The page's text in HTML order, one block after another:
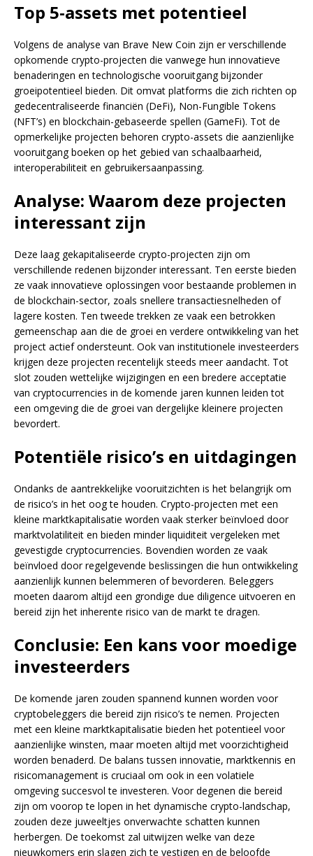
Top 5-assets met potentieel
Volgens de analyse van Brave New Coin zijn er verschillende
opkomende crypto-projecten die vanwege hun innovatieve
benaderingen en technologische vooruitgang bijzonder
groeipotentieel bieden. Dit omvat platforms die zich richten op
gedecentraliseerde financiën (DeFi), Non-Fungible Tokens
(NFT’s) en blockchain-gebaseerde spellen (GameFi). Tot de
opmerkelijke projecten behoren crypto-assets die aanzienlijke
vooruitgang boeken op het gebied van schaalbaarheid,
interoperabiliteit en gebruikersaanpassing.
Analyse: Waarom deze projecten
interessant zijn
Deze laag gekapitaliseerde crypto-projecten zijn om
verschillende redenen bijzonder interessant. Ten eerste bieden
ze vaak innovatieve oplossingen voor bestaande problemen in
de blockchain-sector, zoals snellere transactiesnelheden of
lagere kosten. Ten tweede trekken ze vaak een betrokken
gemeenschap aan die de groei en verdere ontwikkeling van het
project actief ondersteunt. Ook van institutionele investeerders
krijgen deze projecten recentelijk steeds meer aandacht. Tot
slot zouden wettelijke wijzigingen en een bredere acceptatie
van cryptocurrencies in de komende jaren kunnen leiden tot
een omgeving die de groei van dergelijke kleinere projecten
bevordert.
Potentiële risico’s en uitdagingen
Ondanks de aantrekkelijke vooruitzichten is het belangrijk om
de risico’s in het oog te houden. Crypto-projecten met een
kleine marktkapitalisatie worden vaak sterker beïnvloed door
marktvolatiliteit en bieden minder liquiditeit vergeleken met
gevestigde cryptocurrencies. Bovendien worden ze vaak
beïnvloed door regelgevende beslissingen die hun ontwikkeling
aanzienlijk kunnen belemmeren of bevorderen. Beleggers
moeten daarom altijd een grondige due diligence uitvoeren en
bereid zijn het inherente risico van de markt te dragen.
Conclusie: Een kans voor moedige
investeerders
De komende jaren zouden spannend kunnen worden voor
cryptobeleggers die bereid zijn risico’s te nemen. Projecten
met een kleine marktkapitalisatie bieden het potentieel voor
aanzienlijke winsten, maar moeten altijd met voorzichtigheid
worden benaderd. De balans tussen innovatie, marktkennis en
risicomanagement is cruciaal om ook in een volatiele
omgeving succesvol te investeren. Voor degenen die bereid
zijn om voorop te lopen in het dynamische crypto-landschap,
zouden deze juweeltjes onverwachte schatten kunnen
herbergen. De toekomst zal uitwijzen welke van deze
nieuwkomers erin slagen zich te vestigen en de beloofde